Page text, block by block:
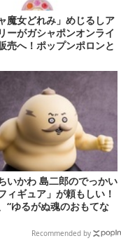
魔女どれみ」めじるしア
ーがガシャポンオンライ
売へ！ポップンポロンと
2連チャームなど全9種
いかわ 島二郎のでっかい
ィギュア」が頼もしい！
“ゆるがぬ魂のおもてな
Recommended by